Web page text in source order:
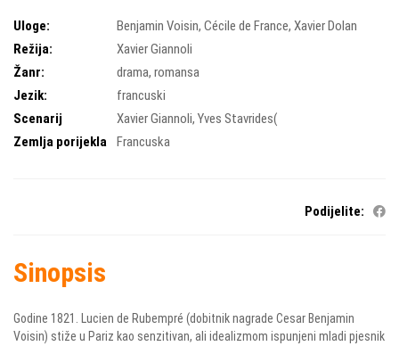
Uloge: Benjamin Voisin,Cécile de France,Xavier Dolan
Režija:
Xavier Giannoli
Žanr:
drama,romansa
Jezik:
francuski
Scenarij
Xavier Giannoli,Yves Stavrides(
Zemlja porijekla
Francuska
Podijelite:
Sinopsis
Godine 1821. Lucien de Rubempré (dobitnik nagrade Cesar Benjamin
Voisin) stiže u Pariz kao senzitivan, ali idealizmom ispunjeni mladi pjesnik